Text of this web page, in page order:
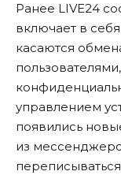
Ранее LIVE24
включает в
касаются
управлением
появились
из